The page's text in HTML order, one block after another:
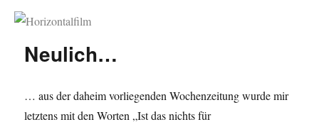
Horizontalfilm
Neulich…
… aus der daheim vorliegenden Wochenzeitung wurde mir
letztens mit den Worten „Ist das nichts für